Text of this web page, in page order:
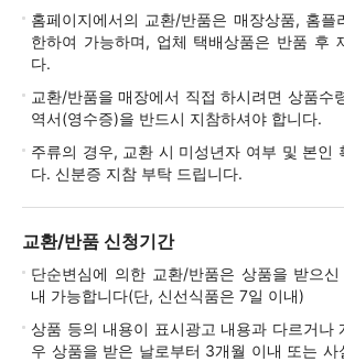
홈페이지에서의 교환/반품은 매장상품, 홈플
한하여 가능하며, 업체 택배상품은 반품 후
다.
교환/반품을 매장에서 직접 하시려면 상품수
역서(영수증)을 반드시 지참하셔야 합니다.
주류의 경우, 교환 시 미성년자 여부 및 본인
다. 신분증 지참 부탁 드립니다.
교환/반품 신청기간
단순변심에 의한 교환/반품은 상품을 받으
내 가능합니다(단, 신선식품은 7일 이내)
상품 등의 내용이 표시광고 내용과 다르거나
우 상품을 받은 날로부터 3개월 이내 또는 사